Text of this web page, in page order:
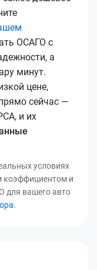
ОСАГО с
а
минут.
цене,
сейчас —
и их
условиях
коэффициентом и
для вашего авто
.